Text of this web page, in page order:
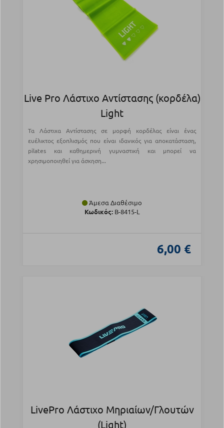
Live Pro Λάστιχο Αντίστασης (κορδέλα)
Light
Τα Λάστιχα Αντίστασης σε μορφή κορδέλας είναι ένας
ευέλικτος εξοπλισμός που είναι ιδανικός για αποκατάσταση,
pilates και καθημερινή γυμναστική και μπορεί να
χρησιμοποιηθεί για άσκηση...
Άμεσα Διαθέσιμο
Κωδικός:B-8415-L
6,00 €
LivePro Λάστιχο Μηριαίων/Γλουτών
(Light)